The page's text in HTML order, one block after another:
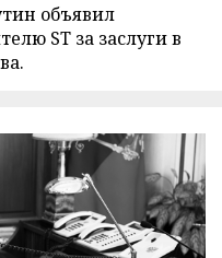
объявил
ST за заслуги в